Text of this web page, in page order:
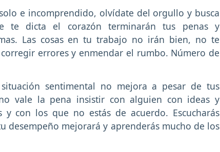
e incomprendido, olvídate del orgullo y busca
te dicta el corazón terminarán tus penas y
Las cosas en tu trabajo no irán bien, no te
errores y enmendar el rumbo. Número de
sentimental no mejora a pesar de tus
vale la pena insistir con alguien con ideas y
con los que no estás de acuerdo. Escucharás
desempeño mejorará y aprenderás mucho de los